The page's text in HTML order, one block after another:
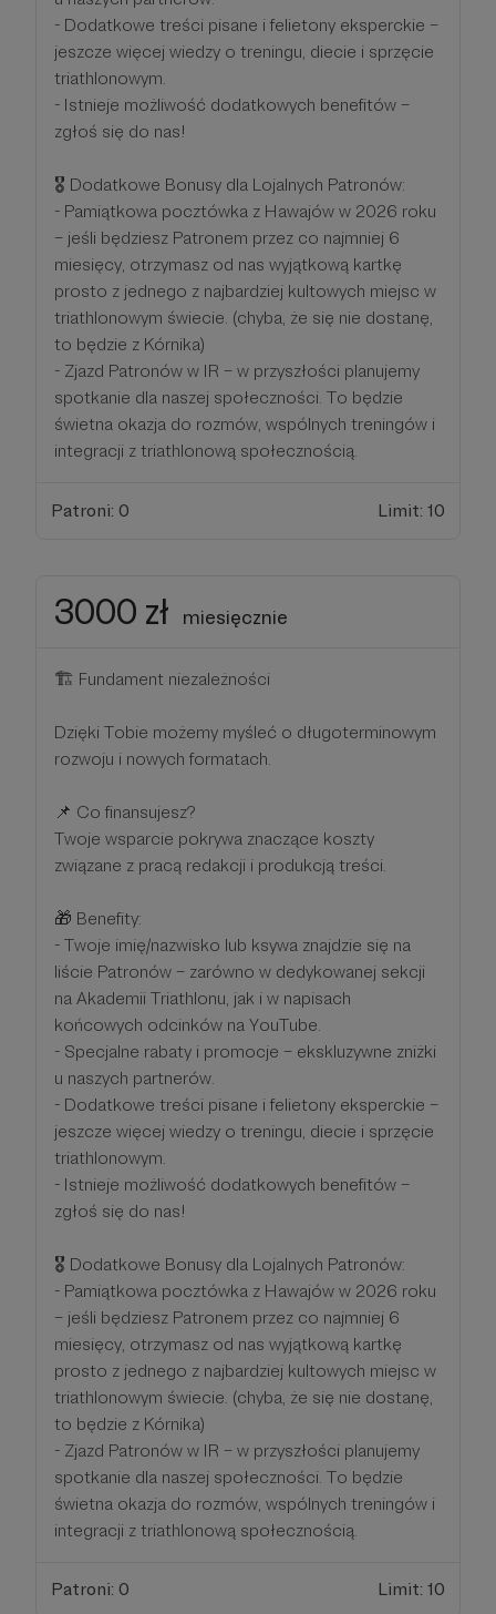
- Dodatkowe treści pisane i felietony eksperckie –
jeszcze więcej wiedzy o treningu, diecie i sprzęcie
triathlonowym.
- Istnieje możliwość dodatkowych benefitów –
zgłoś się do nas!
🎖 Dodatkowe Bonusy dla Lojalnych Patronów:
- Pamiątkowa pocztówka z Hawajów w 2026 roku
– jeśli będziesz Patronem przez co najmniej 6
miesięcy, otrzymasz od nas wyjątkową kartkę
prosto z jednego z najbardziej kultowych miejsc w
triathlonowym świecie. (chyba, że się nie dostanę,
to będzie z Kórnika)
- Zjazd Patronów w IR – w przyszłości planujemy
spotkanie dla naszej społeczności. To będzie
świetna okazja do rozmów, wspólnych treningów i
integracji z triathlonową społecznością.
Patroni: 0 Limit: 10
3000 zł miesięcznie
🏗️ Fundament niezależności
Dzięki Tobie możemy myśleć o długoterminowym
rozwoju i nowych formatach.
📌 Co finansujesz?
Twoje wsparcie pokrywa znaczące koszty
związane z pracą redakcji i produkcją treści.
🎁 Benefity:
- Twoje imię/nazwisko lub ksywa znajdzie się na
liście Patronów – zarówno w dedykowanej sekcji
na Akademii Triathlonu, jak i w napisach
końcowych odcinków na YouTube.
- Specjalne rabaty i promocje – ekskluzywne zniżki
u naszych partnerów.
- Dodatkowe treści pisane i felietony eksperckie –
jeszcze więcej wiedzy o treningu, diecie i sprzęcie
triathlonowym.
- Istnieje możliwość dodatkowych benefitów –
zgłoś się do nas!
🎖 Dodatkowe Bonusy dla Lojalnych Patronów:
- Pamiątkowa pocztówka z Hawajów w 2026 roku
– jeśli będziesz Patronem przez co najmniej 6
miesięcy, otrzymasz od nas wyjątkową kartkę
prosto z jednego z najbardziej kultowych miejsc w
triathlonowym świecie. (chyba, że się nie dostanę,
to będzie z Kórnika)
- Zjazd Patronów w IR – w przyszłości planujemy
spotkanie dla naszej społeczności. To będzie
świetna okazja do rozmów, wspólnych treningów i
integracji z triathlonową społecznością.
Patroni: 0 Limit: 10